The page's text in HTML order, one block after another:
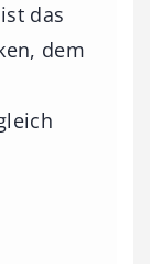
das
dem